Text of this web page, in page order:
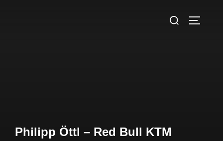
Philipp Öttl – Red Bull KTM